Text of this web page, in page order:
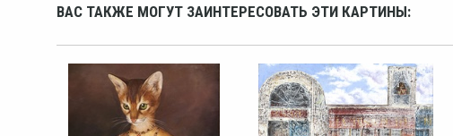
ВАС ТАКЖЕ МОГУТ ЗАИНТЕРЕСОВАТЬ ЭТИ КАРТИНЫ: